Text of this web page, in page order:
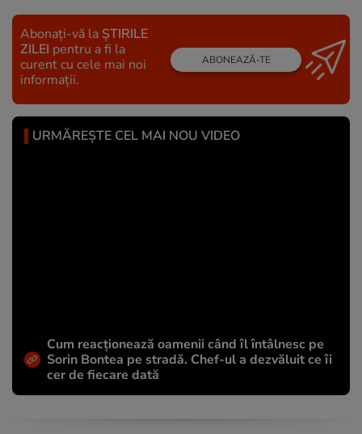
Abonați-vă la ȘTIRILE
ZILEI pentru a fi la
curent cu cele mai noi
informații.
ABONEAZĂ-TE
URMĂREȘTE CEL MAI NOU VIDEO
Cum reacționează oamenii când îl întâlnesc pe
Sorin Bontea pe stradă. Chef-ul a dezvăluit ce îi
cer de fiecare dată